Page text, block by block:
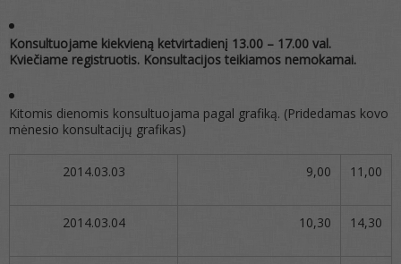
Konsultuojame kiekvieną ketvirtadienį 13.00 – 17.00 val.
Kviečiame registruotis. Konsultacijos teikiamos nemokamai.
Kitomis dienomis konsultuojama pagal grafiką. (Pridedamas kovo
mėnesio konsultacijų grafikas)
2014.03.03 9,00 11,00
2014.03.04 10,30 14,30